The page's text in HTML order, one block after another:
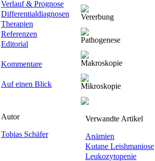
Verlauf & Prognose
Differentialdiagnosen
Therapien
Referenzen
Editorial
Kommentare
Auf einen Blick
Autor
Tobias Schäfer
Vererbung
Pathogenese
Makroskopie
Mikroskopie
Verwandte Artikel
Anämien
Kutane Leishmaniose
Leukozytopenie